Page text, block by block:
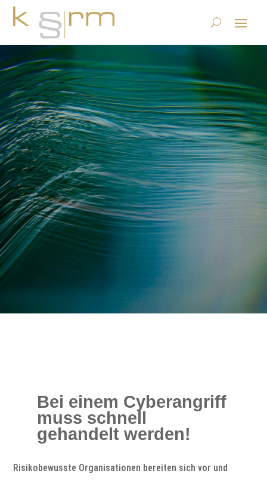
LIR: Legal Incident Response
– neue Datenschutz
Dienstleistung des krm
15.5.2024|Datenschutz|0 Kommentare
Bei einem Cyberangriff
muss schnell
gehandelt werden!
Risikobewusste Organisationen bereiten sich vor und